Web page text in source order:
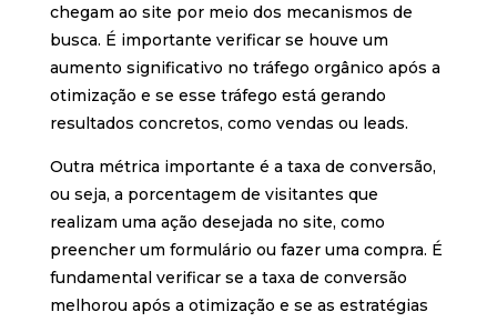
chegam ao site por meio dos mecanismos de
busca. É importante verificar se houve um
aumento significativo no tráfego orgânico após a
otimização e se esse tráfego está gerando
resultados concretos, como vendas ou leads.
Outra métrica importante é a taxa de conversão,
ou seja, a porcentagem de visitantes que
realizam uma ação desejada no site, como
preencher um formulário ou fazer uma compra. É
fundamental verificar se a taxa de conversão
melhorou após a otimização e se as estratégias